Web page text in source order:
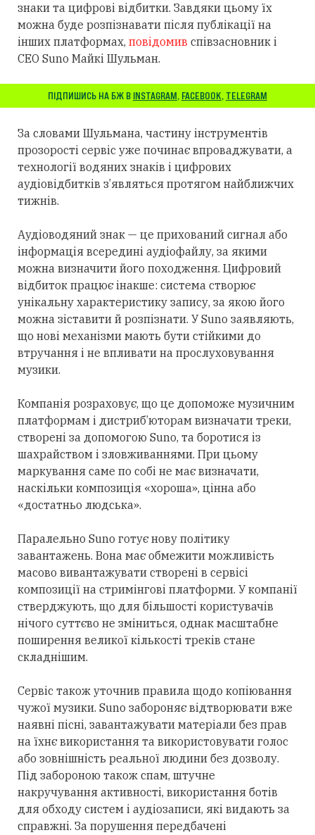
знаки та цифрові відбитки. Завдяки цьому їх
можна буде розпізнавати після публікації на
інших платформах, повідомив співзасновник і
CEO Suno Майкі Шульман.
ПІДПИШИСЬ НА БЖ В INSTAGRAM, FACEBOOK, TELEGRAM
За словами Шульмана, частину інструментів
прозорості сервіс уже починає впроваджувати, а
технології водяних знаків і цифрових
аудіовідбитків з’являться протягом найближчих
тижнів.
Аудіоводяний знак — це прихований сигнал або
інформація всередині аудіофайлу, за якими
можна визначити його походження. Цифровий
відбиток працює інакше: система створює
унікальну характеристику запису, за якою його
можна зіставити й розпізнати. У Suno заявляють,
що нові механізми мають бути стійкими до
втручання і не впливати на прослуховування
музики.
Компанія розраховує, що це допоможе музичним
платформам і дистриб’юторам визначати треки,
створені за допомогою Suno, та боротися із
шахрайством і зловживаннями. При цьому
маркування саме по собі не має визначати,
наскільки композиція «хороша», цінна або
«достатньо людська».
Паралельно Suno готує нову політику
завантажень. Вона має обмежити можливість
масово вивантажувати створені в сервісі
композиції на стримінгові платформи. У компанії
стверджують, що для більшості користувачів
нічого суттєво не зміниться, однак масштабне
поширення великої кількості треків стане
складнішим.
Сервіс також уточнив правила щодо копіювання
чужої музики. Suno забороняє відтворювати вже
наявні пісні, завантажувати матеріали без прав
на їхнє використання та використовувати голос
або зовнішність реальної людини без дозволу.
Під забороною також спам, штучне
накручування активності, використання ботів
для обходу систем і аудіозаписи, які видають за
справжні. За порушення передбачені